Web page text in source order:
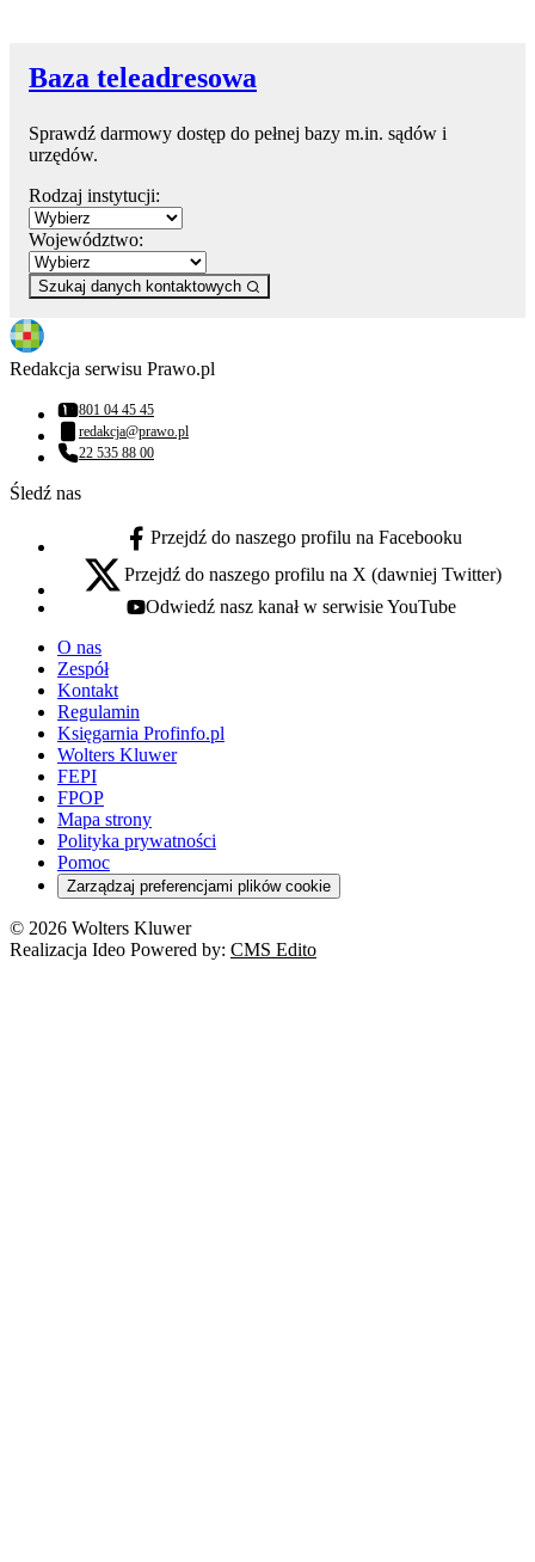
Baza teleadresowa
Sprawdź darmowy dostęp do pełnej bazy m.in. sądów i
urzędów.
Rodzaj instytucji:
Województwo:
Szukaj danych kontaktowych
Redakcja serwisu Prawo.pl
Numer telefonu:
801 04 45 45
Adres email:
redakcja@prawo.pl
Numer telefonu:
22 535 88 00
Śledź nas
facebook - otwiera się w nowej karcie
Przejdź do naszego profilu na Facebooku
x - otwiera się w nowej karcie
Przejdź do naszego profilu na X (dawniej Twitter)
youtube - otwiera się w nowej karcie
Odwiedź nasz kanał w serwisie YouTube
O nas
Zespół
Kontakt
Regulamin
Księgarnia Profinfo.pl
Wolters Kluwer
FEPI
FPOP
Mapa strony
Polityka prywatności
Pomoc
Zarządzaj preferencjami plików cookie
© 2026 Wolters Kluwer
Realizacja Ideo Powered by: CMS Edito